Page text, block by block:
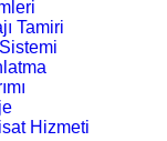
Tamiri
Hizmeti